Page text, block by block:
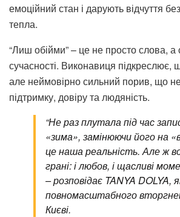
емоційний стан і дарують відчуття
тепла.
“Лиш обійми” – це не просто слова,
сучасності. Виконавиця підкреслює,
але неймовірно сильний порив, що
підтримку, довіру та людяність.
“Не раз плутала під час
«зима», замінюючи його на
це наша реальність. Але ж
грані: і любов, і щасливі
– розповідає TANYA DOLYA,
повномасштабного
Києві.